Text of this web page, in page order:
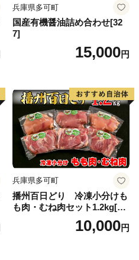
兵庫県多可町
国産有機醤油詰め合わせ[32
7]
15,000円
兵庫県多可町
播州百日どり 冷凍小分けも
も肉・むね肉セット1.2kg[66
10,000円